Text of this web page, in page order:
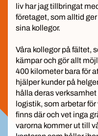
liv har jag tillbringat
företaget, som alltid
sina kollegor.
Våra kollegor på fältet,
kämpar och gör allt
400 kilometer bara för
hjälper kunder på
hålla deras
logistik, som arbetar för
finns där och vet inga
varorna kommer ut till